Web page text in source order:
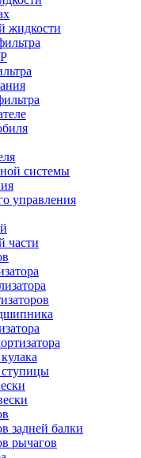
жидкости
системы
управления
части
задней балки
рычагов